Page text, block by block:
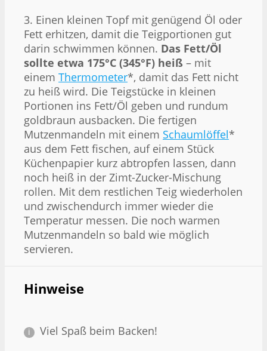
3. Einen kleinen Topf mit genügend Öl oder
Fett erhitzen, damit die Teigportionen gut
darin schwimmen können. Das Fett/Öl
sollte etwa 175°C (345°F) heiß – mit
einem Thermometer*, damit das Fett nicht
zu heiß wird. Die Teigstücke in kleinen
Portionen ins Fett/Öl geben und rundum
goldbraun ausbacken. Die fertigen
Mutzenmandeln mit einem Schaumlöffel*
aus dem Fett fischen, auf einem Stück
Küchenpapier kurz abtropfen lassen, dann
noch heiß in der Zimt-Zucker-Mischung
rollen. Mit dem restlichen Teig wiederholen
und zwischendurch immer wieder die
Temperatur messen. Die noch warmen
Mutzenmandeln so bald wie möglich
servieren.
Hinweise
Viel Spaß beim Backen!